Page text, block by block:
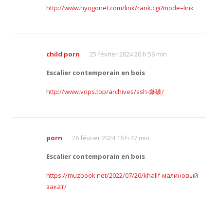
http://www.hyogonet.com/link/rank.cgi?mode=link
child porn 25 février 2024 20 h 56 min
Escalier contemporain en bois
http://www.vops.top/archives/ssh-爆破/
porn 26 février 2024 16 h 47 min
Escalier contemporain en bois
https://muzbook.net/2022/07/20/khalif-малиновый-
закат/